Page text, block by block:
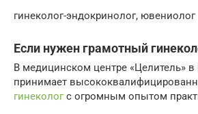
гинеколог-эндокринолог, ювениолог
Если нужен грамотный
В медицинском центре «Целитель» в
принимает
гинекологс огромным опытом